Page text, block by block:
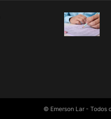
© Emerson Lar - Todos